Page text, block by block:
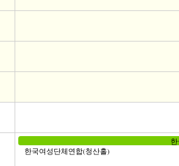
한국여성단체연합(청산홀)